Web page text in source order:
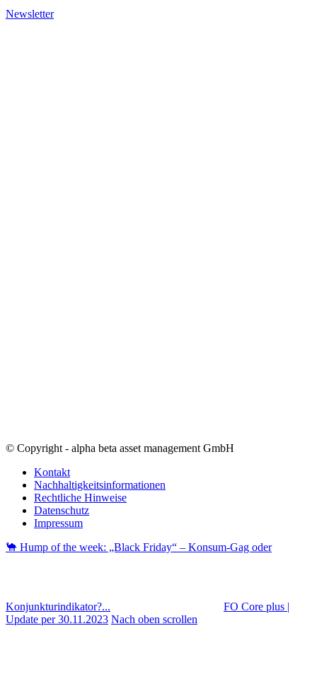
Newsletter
© Copyright - alpha beta asset management GmbH
Kontakt
Nachhaltigkeitsinformationen
Rechtliche Hinweise
Datenschutz
Impressum
🐪 Hump of the week: „Black Friday“ – Konsum-Gag oder
Konjunkturindikator?...
FO Core plus |
Update per 30.11.2023 Nach oben scrollen